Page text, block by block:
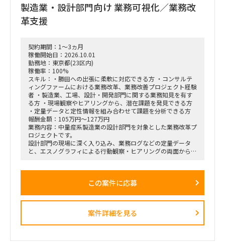
製造業・設計部門向け 業務可視化／業務改
革支援
契約期間：1～3ヵ月
稼働開始日：2026.10.01
勤務地：東京都(23区内)
稼働率：100%
スキル：・勝田への出張に柔軟に対応できる方 ・コンサルテ
ィングファームにおける業務改革、業務改善プロジェクト経験
者 ・製造業、工場、設計・開発部門に関する業務知見を有す
る方 ・現場観察やヒアリングから、潜在課題を発見できる方
・定量データと定性情報を組み合わせて課題を分析できる方
報酬金額：105万円～127万円
業務内容：中量産系製造業の設計部門を対象とした業務改革プ
ロジェクトです。
設計部門の現場に深く入り込み、業務ログなどの定量データ
と、エスノグラフィによる行動観察・ヒアリングの両面から、
に対する改革提案および最終報告までを担います。
■業務内容
・設計部門のオフィス内における行動観察、エスノグラフィ調
・現場担当者へのヒアリングおよび顕在・潜在課題の整理
この案件に応募
案件詳細を見る